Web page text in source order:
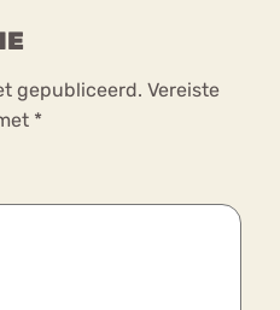
gepubliceerd. Vereiste
*